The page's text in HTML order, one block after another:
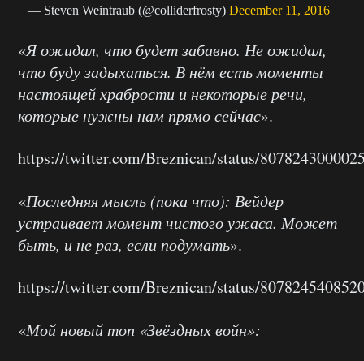
— Steven Weintraub (@colliderfrosty)December 11, 2016
«Я ожидал, что будет забавно. Не ожидал,
что буду задыхаться. В нём есть моменты
настоящей храбрости и некоторые речи,
которые нужны нам прямо сейчас».
https://twitter.com/Breznican/status/
«Последняя мысль (пока что): Вейдер
устраивает момент чистого ужаса. Может
быть, и не раз, если подумать».
https://twitter.com/Breznican/status/
«Мой новый топ «Звёздных войн»: